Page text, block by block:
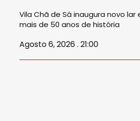
Vila Chã de Sá inaugura novo lar
mais de 50 anos de história
Agosto 6, 2026 . 21:00